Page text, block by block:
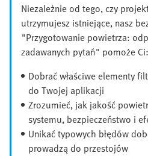
Niezależnie od tego, czy
utrzymujesz istniejące, nasz
"Przygotowanie powietrza:
zadawanych pytań" pomoże Ci:
Dobrać właściwe elementy
do Twojej aplikacji
Zrozumieć, jak jakość
systemu, bezpieczeństwo i
Unikać typowych błędów
prowadzą do przestojów